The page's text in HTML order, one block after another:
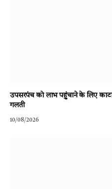
उपसरपंच को लाभ पहुंचाने के लिए
गलती
10/08/2026